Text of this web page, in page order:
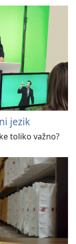
jezik
toliko važno?